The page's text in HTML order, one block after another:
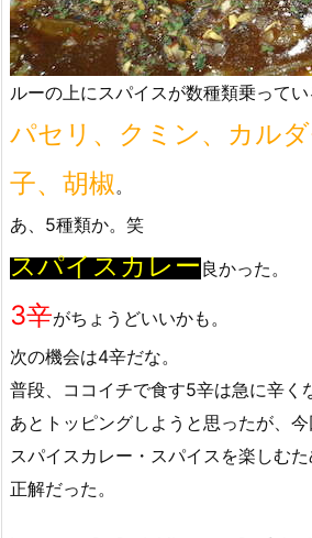
ルーの上にスパイスが数種類乗ってい
パセリ、クミン、カル
子、胡椒 。
あ、5種類か。笑
スパイスカレー良かった。
3辛がちょうどいいかも。
次の機会は4辛だな。
普段、ココイチで食す5辛は急に辛く
あとトッピングしようと思ったが、今
スパイスカレー・スパイスを楽しむた
正解だった。